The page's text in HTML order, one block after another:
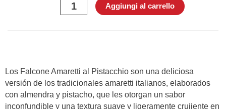
Amaretti
Aggiungi al carrello
Los Falcone Amaretti al Pistacchio son una deliciosa
versión de los tradicionales amaretti italianos, elaborados
con almendra y pistacho, que les otorgan un sabor
inconfundible y una textura suave y ligeramente crujiente en